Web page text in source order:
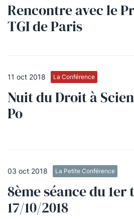
Rencontre avec le
TGI de Paris
11 oct 2018 La Conférence
Nuit du Droit à
Po
03 oct 2018 La Petite Conférence
8ème séance du 1er
17/10/2018